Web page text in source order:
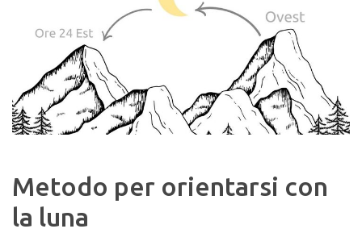
Metodo per orientarsi con
la luna